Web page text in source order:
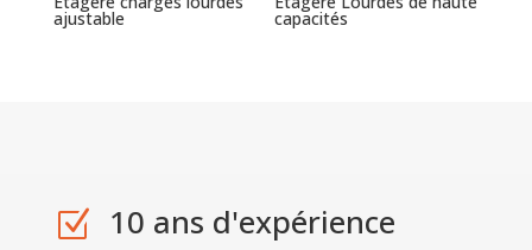
ajustable capacités
Z 10 ans d'expérience